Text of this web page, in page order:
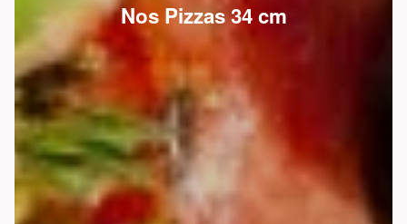
Nos Pizzas 34 cm